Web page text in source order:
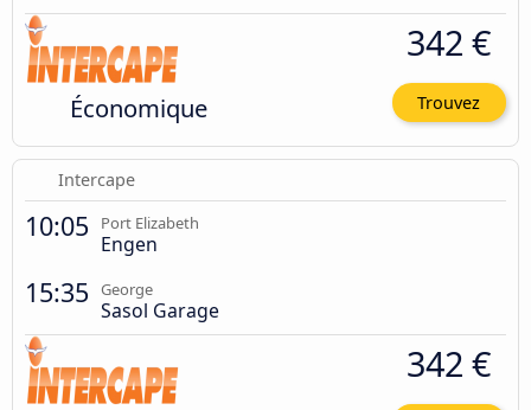
Économique
342 €
Trouvez
Intercape
10:05 Port Elizabeth
Engen
15:35 George
Sasol Garage
342 €